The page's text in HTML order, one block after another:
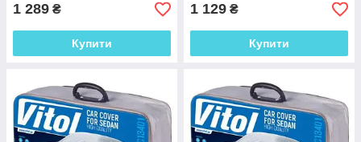
1 289 ₴
Купити
1 129 ₴
Купити